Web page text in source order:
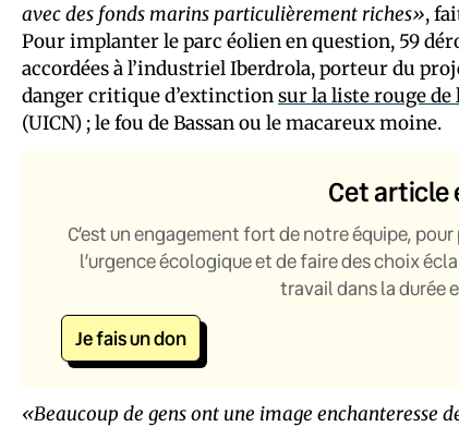
avec des fonds marins particulièrement riches»,
Pour implanter le parc éolien en question, 59
accordées à l’industriel Iberdrola, porteur du
danger critique d’extinctionsur la liste rouge
(UICN) ; le fou de Bassan ou le macareux moine.
Cet article
C’est un engagement fort de notre équipe,
l’urgence écologique et de faire des choix
travail dans la durée
Je fais un don
«Beaucoup de gens ont une image enchanteresse